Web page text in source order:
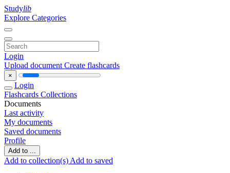
Studylib
Explore Categories
Login
Upload document Create flashcards
×
Login
Flashcards Collections
Documents
Last activity
My documents
Saved documents
Profile
Add to ...
Add to collection(s) Add to saved